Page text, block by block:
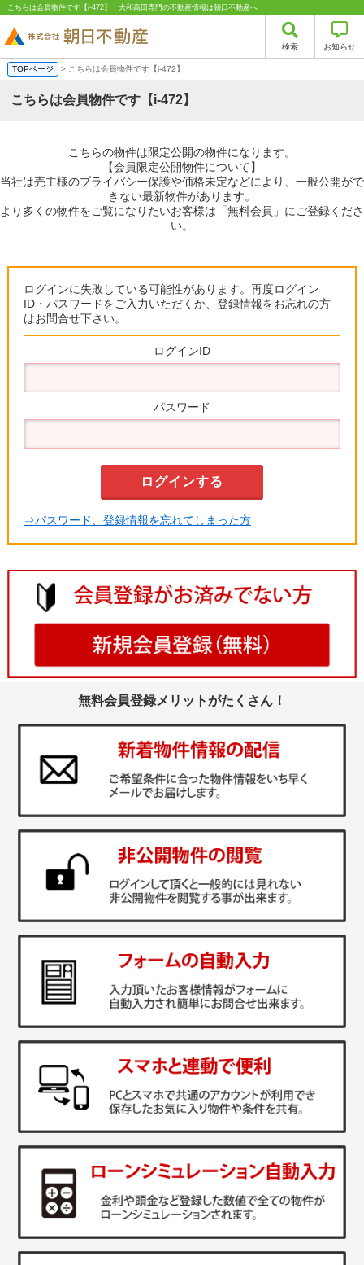
こちらは会員物件です【i-472】｜大和高田専門の不動産情報は朝日不動産へ
検索 お知らせ
TOPページ > こちらは会員物件です【i-472】
こちらは会員物件です【i-472】
こちらの物件は限定公開の物件になります。
【会員限定公開物件について】
当社は売主様のプライバシー保護や価格未定などにより、一般公開がで
きない最新物件があります。
より多くの物件をご覧になりたいお客様は「無料会員」にご登録くださ
い。
ログインに失敗している可能性があります。再度ログイン
ID・パスワードをご入力いただくか、登録情報をお忘れの方
はお問合せ下さい。
ログインID
パスワード
⇒パスワード、登録情報を忘れてしまった方
無料会員登録メリットがたくさん！